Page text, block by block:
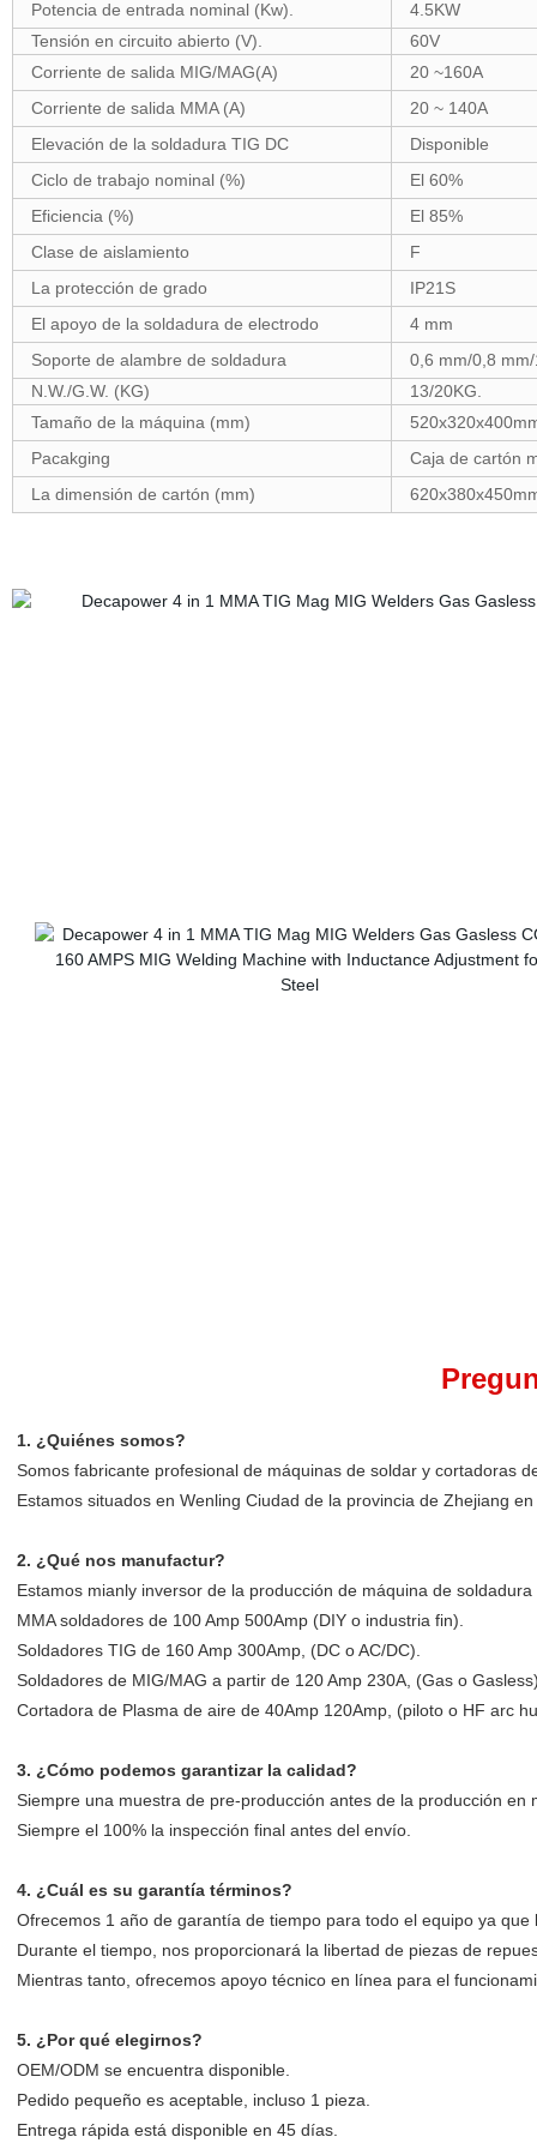
Potencia de entrada nominal (Kw).
4.5KW
Tensión en circuito abierto (V).
60V
Corriente de salida MIG/MAG(A)
20 ~160A
Corriente de salida MMA (A)
20 ~ 140A
Elevación de la soldadura TIG DC
Disponible
Ciclo de trabajo nominal (%)
El 60%
Eficiencia (%)
El 85%
Clase de aislamiento
F
La protección de grado
IP21S
El apoyo de la soldadura de electrodo
4 mm
Soporte de alambre de soldadura
0,6 mm/0,8
N.W./G.W. (KG)
13/20KG.
Tamaño de la máquina (mm)
Pacakging
Caja de cartón
La dimensión de cartón (mm)
1. ¿Quiénes somos?
Somos fabricante profesional de máquinas de soldar y cortadoras
Estamos situados en Wenling Ciudad de la provincia de Zhejiang
2. ¿Qué nos manufactur?
Estamos mianly inversor de la producción de máquina de soldadura
MMA soldadores de 100 Amp 500Amp (DIY o industria fin).
Soldadores TIG de 160 Amp 300Amp, (DC o AC/DC).
Soldadores de MIG/MAG a partir de 120 Amp 230A, (Gas o
Cortadora de Plasma de aire de 40Amp 120Amp, (piloto o HF arc
3. ¿Cómo podemos garantizar la calidad?
Siempre una muestra de pre-producción antes de la producción en
Siempre el 100% la inspección final antes del envío.
4. ¿Cuál es su garantía términos?
Ofrecemos 1 año de garantía de tiempo para todo el equipo ya que
Durante el tiempo, nos proporcionará la libertad de piezas de
Mientras tanto, ofrecemos apoyo técnico en línea para el
5. ¿Por qué elegirnos?
OEM/ODM se encuentra disponible.
Pedido pequeño es aceptable, incluso 1 pieza.
Entrega rápida está disponible en 45 días.